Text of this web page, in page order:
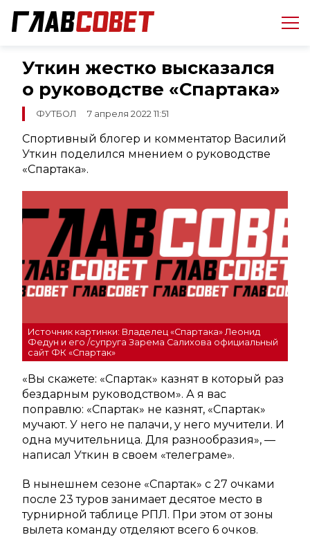
Уткин жестко высказался
о руководстве «Спартака»
ФУТБОЛ 7 апреля 2022 11:51
Спортивный блогер и комментатор Василий
Уткин поделился мнением о руководстве
«Спартака».
Источник картинки: Владелец «Спартака» Леонид
Федун и его /супруга Зарема Салихова официальный
сайт ФК «Спартак»
«Вы скажете: «Спартак» казнят в который раз
бездарным руководством». А я вас
поправлю: «Спартак» не казнят, «Спартак»
мучают. У него не палачи, у него мучители. И
одна мучительница. Для разнообразия», —
написал Уткин в своем «телеграме».
В нынешнем сезоне «Спартак» с 27 очками
после 23 туров занимает десятое место в
турнирной таблице РПЛ. При этом от зоны
вылета команду отделяют всего 6 очков.